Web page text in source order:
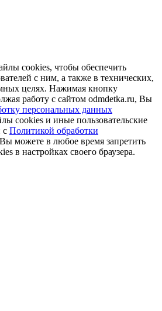
cookies, чтобы обеспечить
с ним, а также в технических,
целях. Нажимая кнопку
работу с сайтом odmdetka.ru, Вы
персональных данных
cookies и иные пользовательские
с Политикой обработки
Вы можете в любое время запретить
в настройках своего браузера.